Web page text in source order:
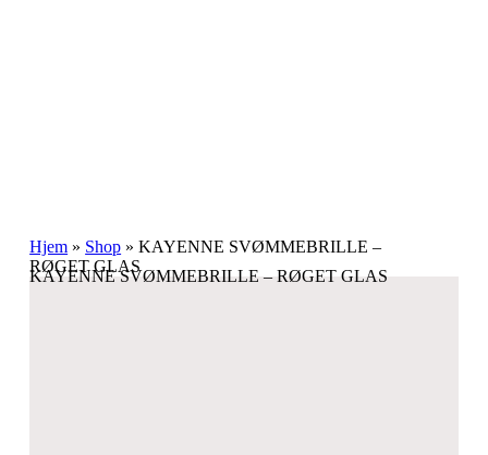
Hjem » Shop »KAYENNE SVØMMEBRILLE –
RØGET GLAS
KAYENNE SVØMMEBRILLE – RØGET GLAS